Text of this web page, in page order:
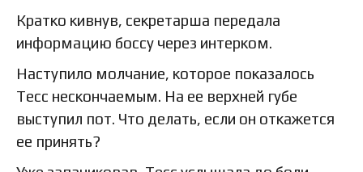
Кратко кивнув, секретарша передала
информацию боссу через интерком.
Наступило молчание, которое показалось
Тесс нескончаемым. На ее верхней губе
выступил пот. Что делать, если он откажется
ее принять?